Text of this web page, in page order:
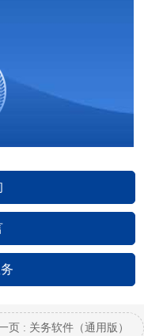
页 : 关务软件（通用版）